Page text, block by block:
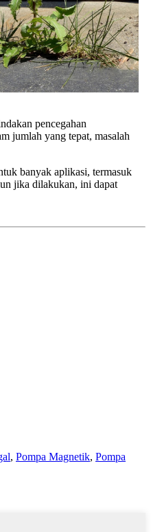
pencegahan
jumlah yang tepat, masalah
banyak aplikasi, termasuk
jika dilakukan, ini dapat
, Pompa Magnetik, Pompa